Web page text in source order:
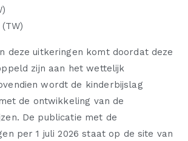
deze uitkeringen komt doordat deze
zijn aan het wettelijk
wordt de kinderbijslag
de ontwikkeling van de
De publicatie met de
per 1 juli 2026 staat op de site van